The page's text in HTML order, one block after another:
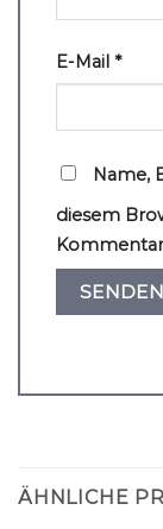
E-Mail *
Name,
diesem
ÄHNLICHE